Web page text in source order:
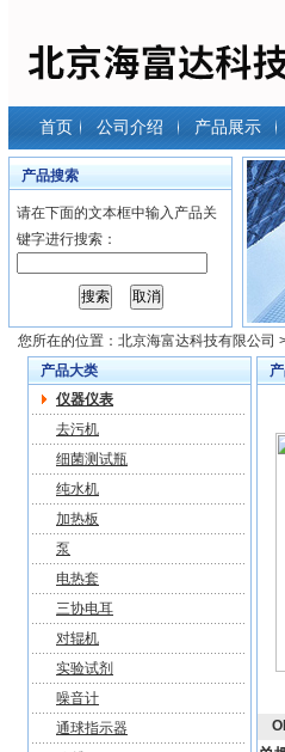
首页 公司介绍 产品展示
产品搜索
请在下面的文本框中输入产品关
键字进行搜索：
您所在的位置： 北京海富达科技有限公司
产品大类
仪器仪表
去污机
细菌测试瓶
纯水机
加热板
泵
电热套
三协电耳
对辊机
实验试剂
噪音计
通球指示器